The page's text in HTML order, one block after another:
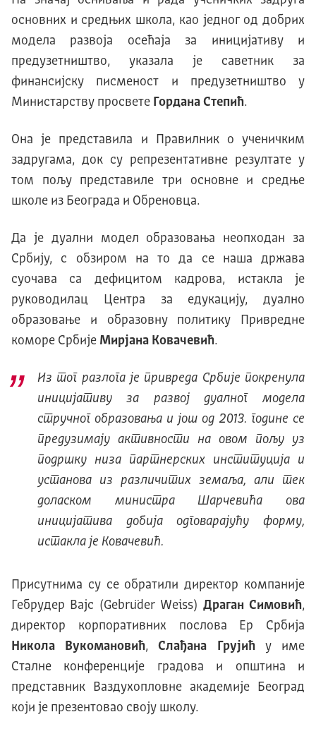
основних и средњих школа, као једног од добрих
модела развоја осећаја за иницијативу и
предузетништво, указала је саветник за
финансијску писменост и предузетништво у
Министарству просвете Гордана Степић.
Она је представила и Правилник о ученичким
задругама, док су репрезентативне резултате у
том пољу представиле три основне и средње
школе из Београда и Обреновца.
Да је дуални модел образовања неопходан за
Србију, с обзиром на то да се наша држава
суочава са дефицитом кадрова, истакла је
руководилац Центра за едукацију, дуално
образовање и образовну политику Привредне
коморе Србије Мирјана Ковачевић.
Из тог разлога је привреда Србије покренула
иницијативу за развој дуалног модела
стручног образовања и још од 2013. године се
предузимају активности на овом пољу уз
подршку низа партнерских институција и
установа из различитих земаља, али тек
доласком министра Шарчевића ова
иницијатива добија одговарајућу форму,
истакла је Ковачевић.
Присутнима су се обратили директор компаније
Гебрудер Вајс (Gebrüder Weiss) Драган Симовић,
директор корпоративних послова Ер Србија
Никола Вукомановић,Слађана Грујићу име
Сталне конференције градова и општина и
представник Ваздухопловне академије Београд
који је презентовао своју школу.